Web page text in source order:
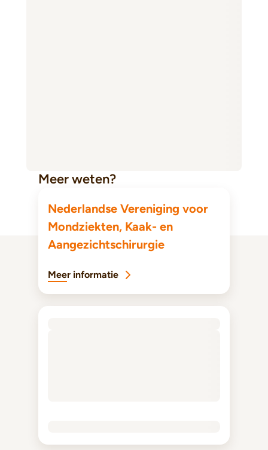
Meer weten?
Nederlandse Vereniging voor
Mondziekten, Kaak- en
Aangezichtschirurgie
Meer informatie